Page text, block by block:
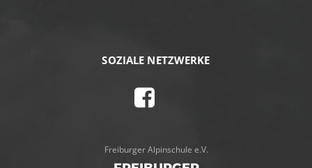
SOZIALE NETZWERKE
Freiburger Alpinschule e.V.